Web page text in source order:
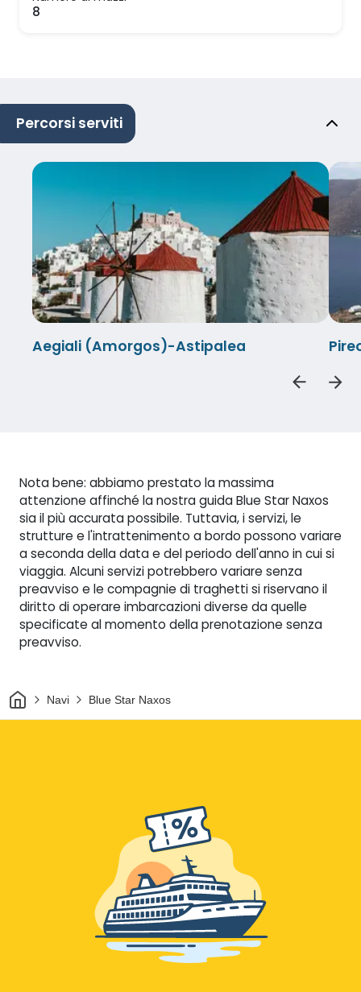
8
Percorsi serviti
Aegiali (Amorgos)-Astipalea
Nota bene: abbiamo prestato la massima
attenzione affinché la nostra guida Blue Star Naxos
sia il più accurata possibile. Tuttavia, i servizi, le
strutture e l'intrattenimento a bordo possono variare
a seconda della data e del periodo dell'anno in cui si
viaggia. Alcuni servizi potrebbero variare senza
preavviso e le compagnie di traghetti si riservano il
diritto di operare imbarcazioni diverse da quelle
specificate al momento della prenotazione senza
preavviso.
CasaNavi Blue Star Naxos